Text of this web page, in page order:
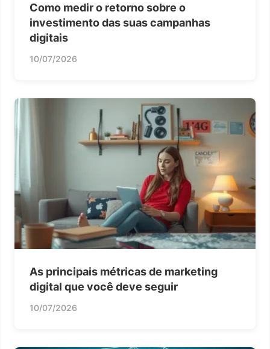
Como medir o retorno sobre o
investimento das suas campanhas
digitais
10/07/2026
As principais métricas de marketing
digital que você deve seguir
10/07/2026